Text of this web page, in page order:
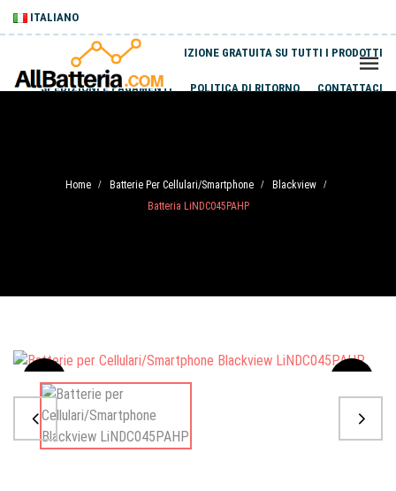
ITALIANO
SPEDIZIONE GRATUITA SU TUTTI I PRODOTTI
SPEDIZIONI E PAGAMENTI POLITICA DI RITORNO CONTATTACI
Home / Batterie Per Cellulari/Smartphone / Blackview /
Batteria LiNDC045PAHP
Sale